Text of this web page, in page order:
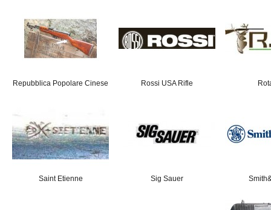
Repubblica Popolare Cinese Rossi USA Rifle
Saint Etienne Sig Sauer